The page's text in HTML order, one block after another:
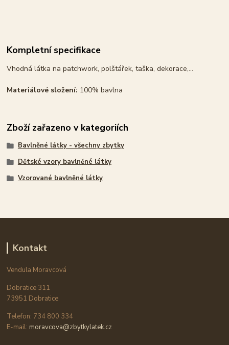
Kompletní specifikace
Vhodná látka na patchwork, polštářek, taška, dekorace,...
Materiálové složení: 100% bavlna
Zboží zařazeno v kategoriích
Bavlněné látky - všechny zbytky
Dětské vzory bavlněné látky
Vzorované bavlněné látky
Kontakt
Vendula Moravcová
Dobratice 311
73951 Dobratice
Telefon: 734 800 334
E-mail: moravcova@zbytkylatek.cz